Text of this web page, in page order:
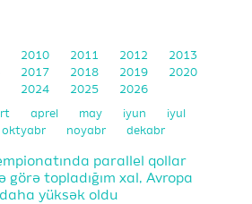
2010 2011 2012
2013
2017 2018 2019
2020
2024 2025 2026
aprel may iyun
iyul
oktyabr noyabr dekabr
parallel qollar
topladığım xal, Avropa
yüksək oldu